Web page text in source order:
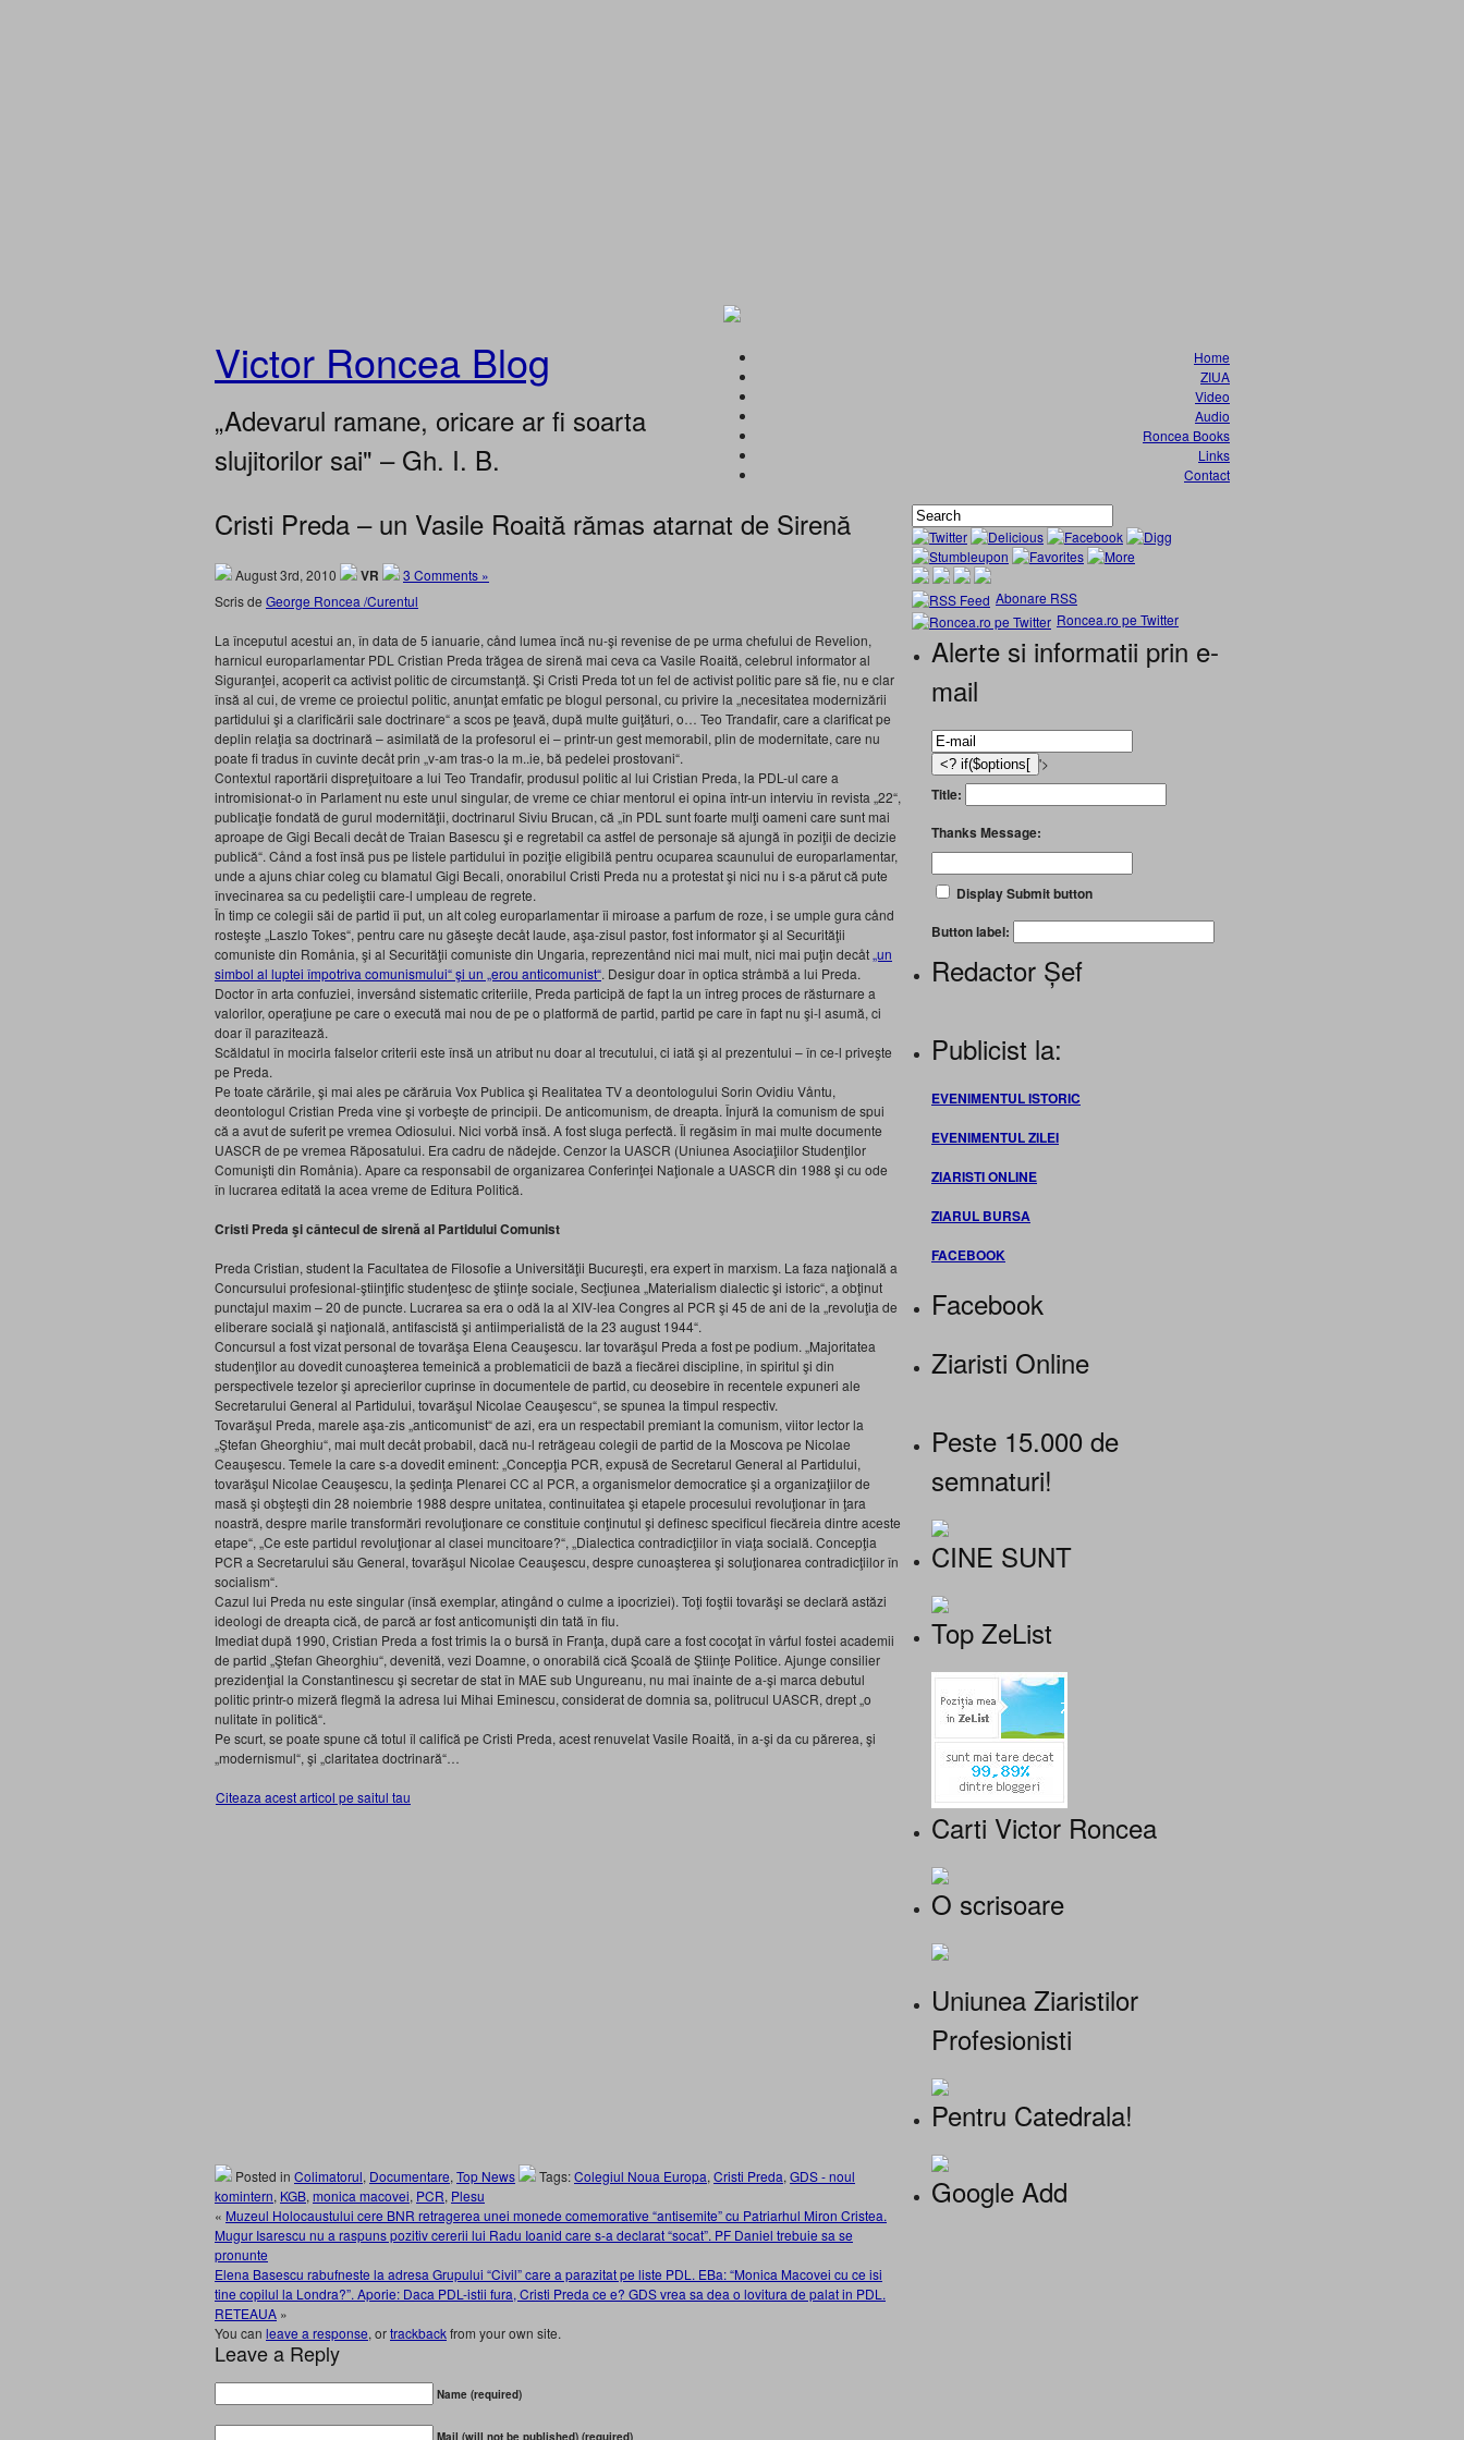
Victor Roncea Blog
„Adevarul ramane, oricare ar fi soarta
slujitorilor sai" – Gh. I. B.
Home
ZIUA
Video
Audio
Roncea Books
Links
Contact
Cristi Preda – un Vasile Roaită rămas atarnat de Sirenă
August 3rd, 2010 VR
3 Comments »
Scris de George Roncea /Curentul
La începutul acestui an, în data de 5 ianuarie, cånd lumea încă nu-şi revenise de pe urma chefului de Revelion,
harnicul europarlamentar PDL Cristian Preda trăgea de sirenă mai ceva ca Vasile Roaită, celebrul informator al
Siguranţei, acoperit ca activist politic de circumstanţă. Şi Cristi Preda tot un fel de activist politic pare să fie, nu e clar
însă al cui, de vreme ce proiectul politic, anunţat emfatic pe blogul personal, cu privire la „necesitatea modernizării
partidului şi a clarificării sale doctrinare“ a scos pe ţeavă, după multe guiţături, o… Teo Trandafir, care a clarificat pe
deplin relaţia sa doctrinară – asimilată de la profesorul ei – printr-un gest memorabil, plin de modernitate, care nu
poate fi tradus în cuvinte decåt prin „v-am tras-o la m..ie, bă pedelei prostovani“.
Contextul raportării dispreţuitoare a lui Teo Trandafir, produsul politic al lui Cristian Preda, la PDL-ul care a
intromisionat-o în Parlament nu este unul singular, de vreme ce chiar mentorul ei opina într-un interviu în revista „22“,
publicaţie fondată de gurul modernităţii, doctrinarul Siviu Brucan, că „în PDL sunt foarte mulţi oameni care sunt mai
aproape de Gigi Becali decåt de Traian Basescu şi e regretabil ca astfel de personaje să ajungă în poziţii de decizie
publică“. Cånd a fost însă pus pe listele partidului în poziţie eligibilă pentru ocuparea scaunului de europarlamentar,
unde a ajuns chiar coleg cu blamatul Gigi Becali, onorabilul Cristi Preda nu a protestat şi nici nu i s-a părut că pute
învecinarea sa cu pedeliştii care-l umpleau de regrete.
În timp ce colegii săi de partid îi put, un alt coleg europarlamentar îi miroase a parfum de roze, i se umple gura cånd
rosteşte „Laszlo Tokes“, pentru care nu găseşte decåt laude, aşa-zisul pastor, fost informator şi al Securităţii
comuniste din Romånia, şi al Securităţii comuniste din Ungaria, reprezentånd nici mai mult, nici mai puţin decåt „un
simbol al luptei împotriva comunismului“ şi un „erou anticomunist“. Desigur doar în optica stråmbă a lui Preda.
Doctor în arta confuziei, inversånd sistematic criteriile, Preda participă de fapt la un întreg proces de răsturnare a
valorilor, operaţiune pe care o execută mai nou de pe o platformă de partid, partid pe care în fapt nu şi-l asumă, ci
doar îl parazitează.
Scăldatul în mocirla falselor criterii este însă un atribut nu doar al trecutului, ci iată şi al prezentului – în ce-l priveşte
pe Preda.
Pe toate cărările, şi mai ales pe cărăruia Vox Publica şi Realitatea TV a deontologului Sorin Ovidiu Våntu,
deontologul Cristian Preda vine şi vorbeşte de principii. De anticomunism, de dreapta. Înjură la comunism de spui
că a avut de suferit pe vremea Odiosului. Nici vorbă însă. A fost sluga perfectă. Îl regăsim în mai multe documente
UASCR de pe vremea Răposatului. Era cadru de nădejde. Cenzor la UASCR (Uniunea Asociaţiilor Studenţilor
Comunişti din Romånia). Apare ca responsabil de organizarea Conferinţei Naţionale a UASCR din 1988 şi cu ode
în lucrarea editată la acea vreme de Editura Politică.
Cristi Preda şi cântecul de sirenă al Partidului Comunist
Preda Cristian, student la Facultatea de Filosofie a Universităţii Bucureşti, era expert în marxism. La faza naţională a
Concursului profesional-ştiinţific studenţesc de ştiinţe sociale, Secţiunea „Materialism dialectic şi istoric“, a obţinut
punctajul maxim – 20 de puncte. Lucrarea sa era o odă la al XIV-lea Congres al PCR şi 45 de ani de la „revoluţia de
eliberare socială şi naţională, antifascistă şi antiimperialistă de la 23 august 1944“.
Concursul a fost vizat personal de tovarăşa Elena Ceauşescu. Iar tovarăşul Preda a fost pe podium. „Majoritatea
studenţilor au dovedit cunoaşterea temeinică a problematicii de bază a fiecărei discipline, în spiritul şi din
perspectivele tezelor şi aprecierilor cuprinse în documentele de partid, cu deosebire în recentele expuneri ale
Secretarului General al Partidului, tovarăşul Nicolae Ceauşescu“, se spunea la timpul respectiv.
Tovarăşul Preda, marele aşa-zis „anticomunist“ de azi, era un respectabil premiant la comunism, viitor lector la
„Ştefan Gheorghiu“, mai mult decåt probabil, dacă nu-l retrăgeau colegii de partid de la Moscova pe Nicolae
Ceauşescu. Temele la care s-a dovedit eminent: „Concepţia PCR, expusă de Secretarul General al Partidului,
tovarăşul Nicolae Ceauşescu, la şedinţa Plenarei CC al PCR, a organismelor democratice şi a organizaţiilor de
masă şi obşteşti din 28 noiembrie 1988 despre unitatea, continuitatea şi etapele procesului revoluţionar în ţara
noastră, despre marile transformări revoluţionare ce constituie conţinutul şi definesc specificul fiecăreia dintre aceste
etape“, „Ce este partidul revoluţionar al clasei muncitoare?“, „Dialectica contradicţiilor în viaţa socială. Concepţia
PCR a Secretarului său General, tovarăşul Nicolae Ceauşescu, despre cunoaşterea şi soluţionarea contradicţiilor în
socialism“.
Cazul lui Preda nu este singular (însă exemplar, atingånd o culme a ipocriziei). Toţi foştii tovarăşi se declară astăzi
ideologi de dreapta cică, de parcă ar fost anticomunişti din tată în fiu.
Imediat după 1990, Cristian Preda a fost trimis la o bursă în Franţa, după care a fost cocoţat în vårful fostei academii
de partid „Ştefan Gheorghiu“, devenită, vezi Doamne, o onorabilă cică Şcoală de Ştiinţe Politice. Ajunge consilier
prezidenţial la Constantinescu şi secretar de stat în MAE sub Ungureanu, nu mai înainte de a-şi marca debutul
politic printr-o mizeră flegmă la adresa lui Mihai Eminescu, considerat de domnia sa, politrucul UASCR, drept „o
nulitate în politică“.
Pe scurt, se poate spune că totul îl califică pe Cristi Preda, acest renuvelat Vasile Roaită, în a-şi da cu părerea, şi
„modernismul“, şi „claritatea doctrinară“…
Citeaza acest articol pe saitul tau
Posted in Colimatorul, Documentare, Top News Tags:Colegiul Noua Europa, Cristi Preda, GDS - noul
komintern, KGB, monica macovei, PCR, Plesu
« Muzeul Holocaustului cere BNR retragerea unei monede comemorative “antisemite” cu Patriarhul Miron Cristea.
Mugur Isarescu nu a raspuns pozitiv cererii lui Radu Ioanid care s-a declarat “socat”. PF Daniel trebuie sa se
pronunte
Elena Basescu rabufneste la adresa Grupului “Civil” care a parazitat pe liste PDL. EBa: “Monica Macovei cu ce isi
tine copilul la Londra?”. Aporie: Daca PDL-istii fura, Cristi Preda ce e? GDS vrea sa dea o lovitura de palat in PDL.
RETEAUA »
You can leave a response, ortrackbackfrom your own site.
Leave a Reply
Name (required)
Mail (will not be published) (required)
Abonare RSS
Roncea.ro pe Twitter
Alerte si informatii prin e-
mail
'>
Title:
Thanks Message:
Display Submit button
Button label:
Redactor Șef
Publicist la:
EVENIMENTUL ISTORIC
EVENIMENTUL ZILEI
ZIARISTI ONLINE
ZIARUL BURSA
FACEBOOK
Facebook
Ziaristi Online
Peste 15.000 de
semnaturi!
CINE SUNT
Top ZeList
Carti Victor Roncea
O scrisoare
Uniunea Ziaristilor
Profesionisti
Pentru Catedrala!
Google Add